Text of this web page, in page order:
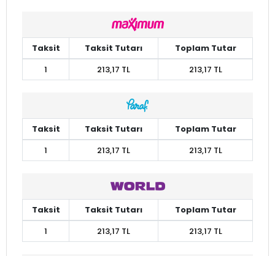
Taksit Taksit Tutarı
Toplam Tutar
1
213,17 TL 213,17 TL
Taksit Taksit Tutarı
Toplam Tutar
1
213,17 TL 213,17 TL
Taksit Taksit Tutarı
Toplam Tutar
1
213,17 TL 213,17 TL